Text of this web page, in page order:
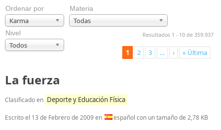
Ordenar por
Karma
Materia
Todas
Nivel
Todos
Resultados 1 - 10 de 359.937
1 2 3 … › » Última
La fuerza
Clasificado en Deporte y Educación Física
Escrito el 13 de Febrero de 2009en español con un tamaño de 2,78 KB